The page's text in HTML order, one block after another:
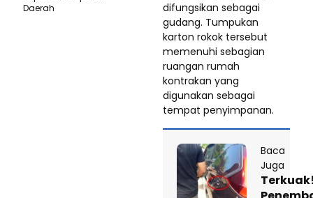
difungsikan sebagai
gudang. Tumpukan
karton rokok tersebut
memenuhi sebagian
ruangan rumah
kontrakan yang
digunakan sebagai
tempat penyimpanan.
Baca
Juga
Daerah